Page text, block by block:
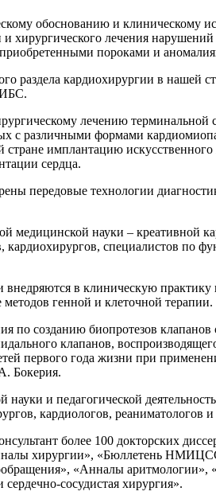
обоснованию и клиническому
хирургического лечения
пороками и
раздела кардиохирургии в
ИБС.
лечению терминальной
с различными формами
имплантацию
сердца.
передовые технологии
медицинской науки – креативной
кардиохирургов, специалистов
в клиническую
генной и клеточной терапии.
по созданию биопротезов
клапанов,
первого года жизни при
Бокерия.
и педагогической
кардиологов, реаниматологов
более 100 докторских
хирургии», «Бюллетень
«Анналы
сосудистая хирургия».